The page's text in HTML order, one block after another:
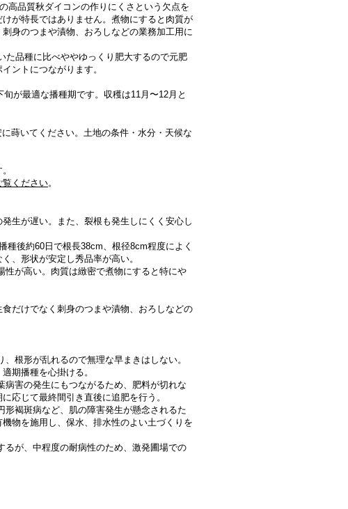
高品質秋ダイコンの作りにくさという欠点を
が特長ではありません。煮物にすると肉質が
身のつまや漬物、おろしなどの業務加工用に
た品種に比べややゆっくり肥大するので元肥
ントにつながります。
が最適な播種期です。収穫は11月〜12月と
蒔いてください。土地の条件・水分・天候な
ください。
生が遅い。また、裂根も発生しにくく安心し
種後約60日で根長38cm、根径8cm程度によく
、形状が安定し秀品率が高い。
が高い。肉質は緻密で煮物にすると特にや
だけでなく刺身のつまや漬物、おろしなどの
根形が乱れるので無理な早まきはしない。
期播種を心掛ける。
害の発生にもつながるため、肥料が切れな
応じて最終間引き直後に追肥を行う。
形褐斑病など、肌の障害発生が懸念されるた
物を施用し、保水、排水性のよい土づくりを
るが、中程度の耐病性のため、激発圃場での